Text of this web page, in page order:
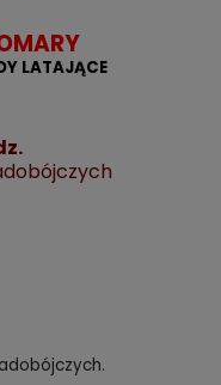
LATAJĄCE